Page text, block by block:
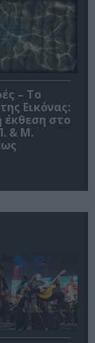
– Το
Εικόνας:
έκθεση στο
& Μ.